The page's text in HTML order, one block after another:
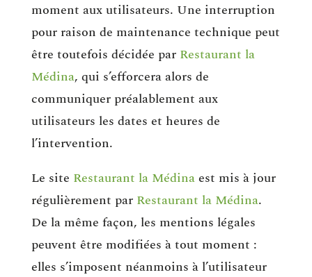
moment aux utilisateurs. Une interruption
pour raison de maintenance technique peut
être toutefois décidée par Restaurant la
Médina, qui s’efforcera alors de
communiquer préalablement aux
utilisateurs les dates et heures de
l’intervention.
Le site Restaurant la Médinaest mis à jour
régulièrement par Restaurant la Médina.
De la même façon, les mentions légales
peuvent être modifiées à tout moment :
elles s’imposent néanmoins à l’utilisateur